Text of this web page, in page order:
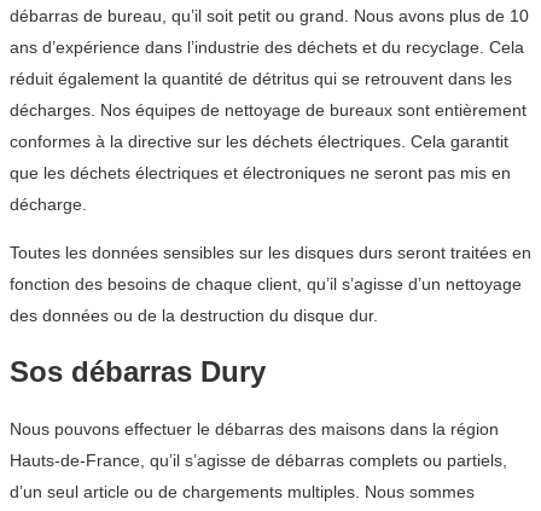
débarras de bureau, qu’il soit petit ou grand. Nous avons plus de 10
ans d’expérience dans l’industrie des déchets et du recyclage. Cela
réduit également la quantité de détritus qui se retrouvent dans les
décharges. Nos équipes de nettoyage de bureaux sont entièrement
conformes à la directive sur les déchets électriques. Cela garantit
que les déchets électriques et électroniques ne seront pas mis en
décharge.
Toutes les données sensibles sur les disques durs seront traitées en
fonction des besoins de chaque client, qu’il s’agisse d’un nettoyage
des données ou de la destruction du disque dur.
Sos débarras Dury
Nous pouvons effectuer le débarras des maisons dans la région
Hauts-de-France, qu’il s’agisse de débarras complets ou partiels,
d’un seul article ou de chargements multiples. Nous sommes